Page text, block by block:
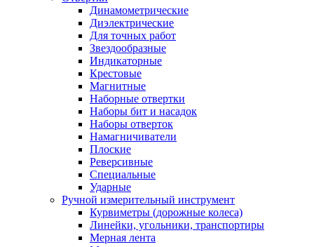
Динамометрические
Диэлектрические
Для точных работ
Звездообразные
Индикаторные
Крестовые
Магнитные
Наборные отвертки
Наборы бит и насадок
Наборы отверток
Намагничиватели
Плоские
Реверсивные
Специальные
Ударные
Ручной измерительный инструмент
Курвиметры (дорожные колеса)
Линейки, угольники, транспортиры
Мерная лента